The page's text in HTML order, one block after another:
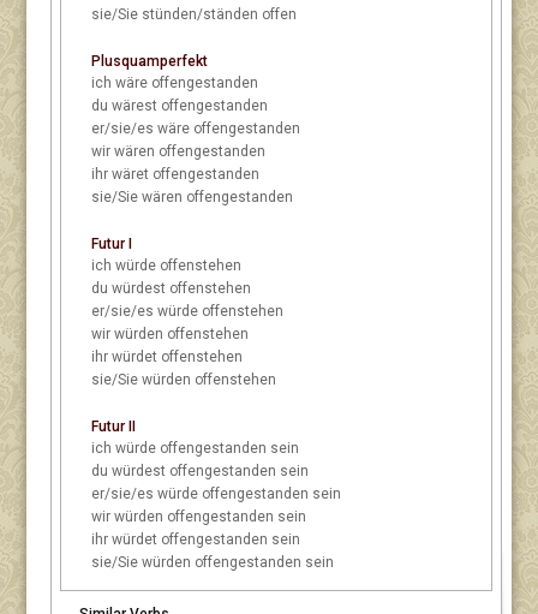
sie/Sie stünden/ständen offen
Plusquamperfekt
ich wäre offengestanden
du wärest offengestanden
er/sie/es wäre offengestanden
wir wären offengestanden
ihr wäret offengestanden
sie/Sie wären offengestanden
Futur I
ich würde offenstehen
du würdest offenstehen
er/sie/es würde offenstehen
wir würden offenstehen
ihr würdet offenstehen
sie/Sie würden offenstehen
Futur II
ich
würde offengestanden sein
du
würdest offengestanden sein
er/sie/es
würde offengestanden sein
wir
würden offengestanden sein
ihr
würdet offengestanden sein
sie/Sie
würden offengestanden sein